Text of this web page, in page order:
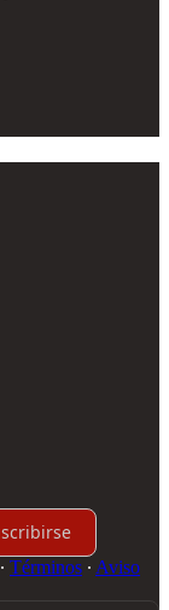
∙ Términos ∙ Aviso